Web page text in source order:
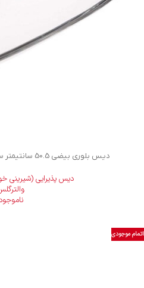
دیس بلوری بیضی 50.5 سانتیمتر ساده دیپ والترگلس 1216387
دیس پذیرایی (شیرینی
اتمام موجودی